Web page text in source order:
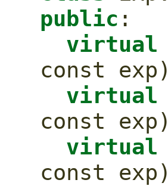
public :
virtual
const
virtual
const
virtual
const